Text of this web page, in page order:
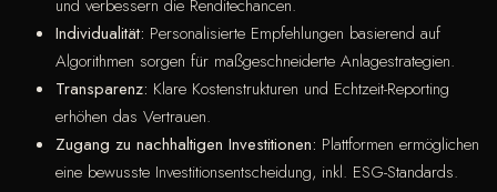
und verbessern die Renditechancen.
Individualität: Personalisierte Empfehlungen basierend auf
Algorithmen sorgen für maßgeschneiderte Anlagestrategien.
Transparenz: Klare Kostenstrukturen und Echtzeit-Reporting
erhöhen das Vertrauen.
Zugang zu nachhaltigen Investitionen: Plattformen ermöglichen
eine bewusste Investitionsentscheidung, inkl. ESG-Standards.